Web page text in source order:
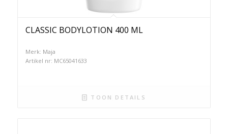
CLASSIC BODYLOTION 400 ML
Merk: Maja
Artikel nr: MC65041633
TOON DETAILS